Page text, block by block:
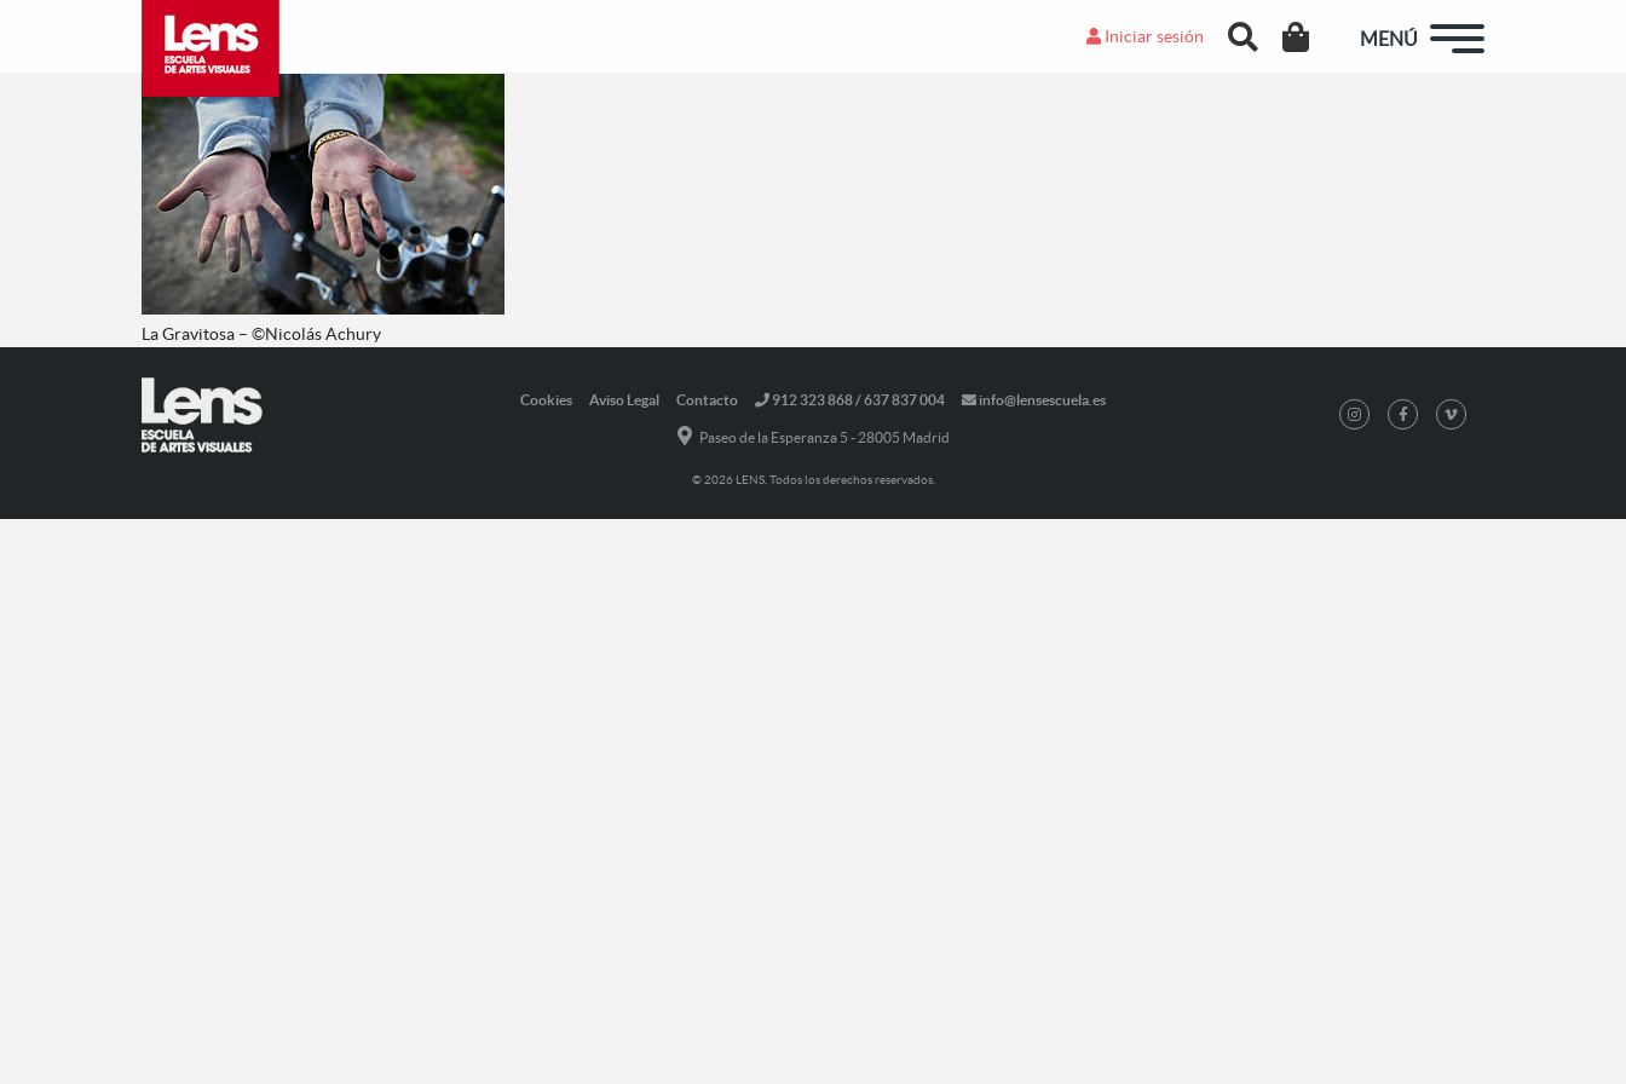
Iniciar sesión MENÚ
La Gravitosa – ©Nicolás Achury
Cookies Aviso Legal Contacto 912 323 868 / 637 837 004 info@lensescuela.es
Paseo de la Esperanza 5 - 28005 Madrid
© 2026 LENS. Todos los derechos reservados.